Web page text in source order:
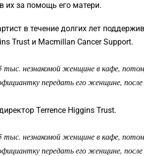
их за помощь его матери.
в течение долгих лет
Trust и Macmillan Cancer Support.
тыс. незнакомой женщине в кафе,
передать его женщине,
Terrence Higgins Trust.
тыс. незнакомой женщине в кафе,
передать его женщине,